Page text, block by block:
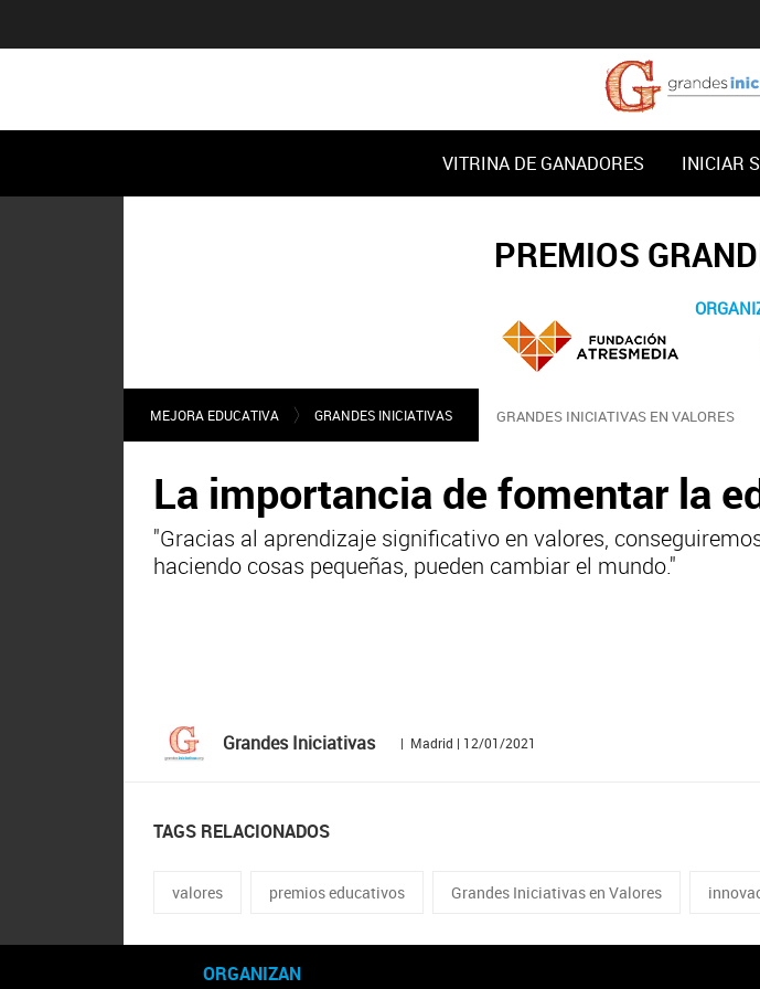
VITRINA DE GANADORES INICIAR
PREMIOS
MEJORA EDUCATIVA GRANDES INICIATIVAS GRANDES INICIATIVAS EN VALORES
La importancia de fomentar la
"Gracias al aprendizaje significativo en valores,
haciendo cosas pequeñas, pueden cambiar el mundo."
Grandes Iniciativas | Madrid | 12/01/2021
TAGS RELACIONADOS
valores premios educativos Grandes Iniciativas en Valores
ORGANIZAN